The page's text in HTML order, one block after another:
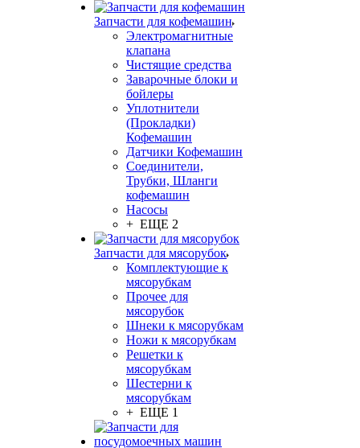
Запчасти для кофемашин
Электромагнитные
клапана
Чистящие средства
Заварочные блоки и
бойлеры
Уплотнители
(Прокладки)
Кофемашин
Датчики Кофемашин
Соединители,
Трубки, Шланги
кофемашин
Насосы
+ ЕЩЕ 2
Запчасти для мясорубок
Комплектующие к
мясорубкам
Прочее для
мясорубок
Шнеки к мясорубкам
Ножи к мясорубкам
Решетки к
мясорубкам
Шестерни к
мясорубкам
+ ЕЩЕ 1